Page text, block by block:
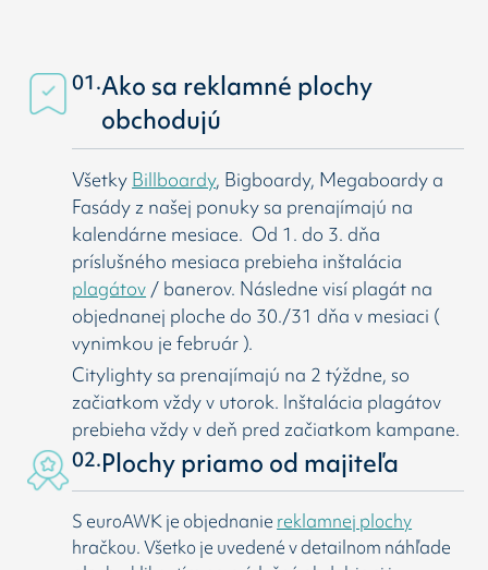
01.Ako sa reklamné plochy
obchodujú
Všetky Billboardy, Bigboardy, Megaboardy a
Fasády z našej ponuky sa prenajímajú na
kalendárne mesiace. Od 1. do 3. dňa
príslušného mesiaca prebieha inštalácia
plagátov / banerov. Následne visí plagát na
objednanej ploche do 30./31 dňa v mesiaci (
vynimkou je február ).
Citylighty sa prenajímajú na 2 týždne, so
začiatkom vždy v utorok. Inštalácia plagátov
prebieha vždy v deň pred začiatkom kampane.
02.Plochy priamo od majiteľa
S euroAWK je objednanie reklamnej plochy
hračkou. Všetko je uvedené v detailnom náhľade